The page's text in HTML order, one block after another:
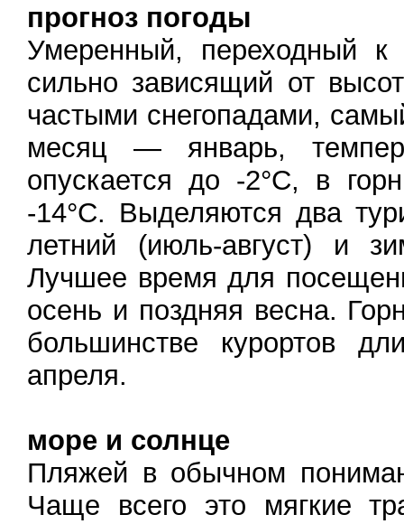
прогноз погоды
Умеренный, переходный к
сильно зависящий от
частыми снегопадами,
месяц — январь,
опускается до -2°C, в
-14°C. Выделяются два
летний (июль-август) и
Лучшее время для
осень и поздняя весна.
большинстве курортов
апреля.
море и солнце
Пляжей в обычном
Чаще всего это мягкие